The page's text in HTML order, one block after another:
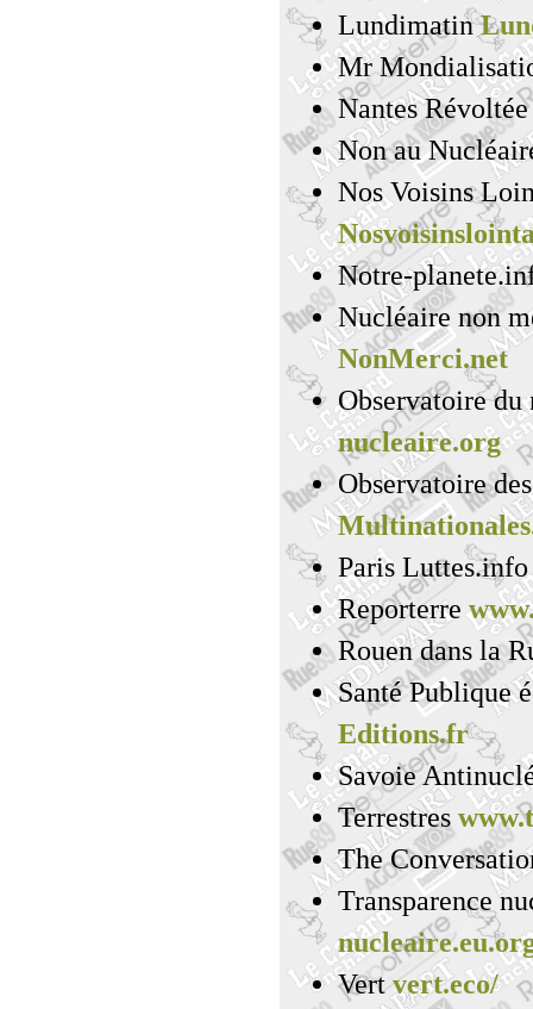
Lundimatin
Mr
Nantes
Non au
Nos Voisins
Notre-
Nucléaire non
NonMerci.net
Observatoire
nucleaire.org
Observatoire
Paris
Reporterre
Rouen dans la
Santé Publique
Editions.fr
Savoie
Terrestres
The
Transparence
Vert vert.eco/